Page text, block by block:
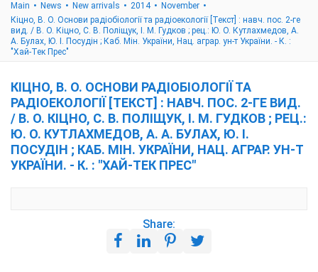
Main News New arrivals 2014
November
Кіцно, В. О. Основи радіобіології та радіоекології [Текст] : навч. пос. 2-ге
вид. / В. О. Кіцно, С. В. Поліщук, І. М. Гудков ; рец.: Ю. О. Кутлахмедов, А.
А. Булах, Ю. І. Посудін ; Каб. Мін. України, Нац. аграр. ун-т України. - К. :
"Хай-Тек Прес"
КІЦНО, В. О. ОСНОВИ РАДІОБІОЛОГІЇ ТА
РАДІОЕКОЛОГІЇ [ТЕКСТ] : НАВЧ. ПОС. 2-ГЕ ВИД.
/ В. О. КІЦНО, С. В. ПОЛІЩУК, І. М. ГУДКОВ ; РЕЦ.:
Ю. О. КУТЛАХМЕДОВ, А. А. БУЛАХ, Ю. І.
ПОСУДІН ; КАБ. МІН. УКРАЇНИ, НАЦ. АГРАР. УН-Т
УКРАЇНИ. - К. : "ХАЙ-ТЕК ПРЕС"
Share: